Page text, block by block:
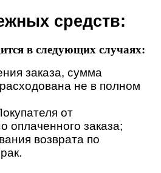
средств:
в следующих случаях:
заказа, сумма
не в полном
от
оплаченного заказа;
возврата по